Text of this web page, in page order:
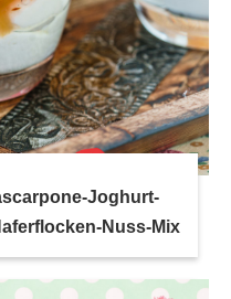
Joghurt-
Nuss-Mix